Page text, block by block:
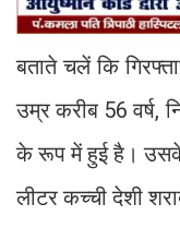
बताते चलें कि
उम्र करीब 56 वर्ष,
के रूप में हुई है। उसके
लीटर कच्ची देशी